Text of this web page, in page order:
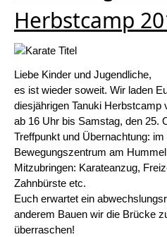
Herbstcamp
Liebe Kinder und Jugendliche,
es ist wieder soweit. Wir laden
diesjährigen Tanuki Herbstcamp
ab 16 Uhr bis Samstag, den 25.
Treffpunkt und Übernachtung:
Bewegungszentrum am
Mitzubringen: Karateanzug,
Zahnbürste etc.
Euch erwartet ein
anderem Bauen wir die Brücke
überraschen!